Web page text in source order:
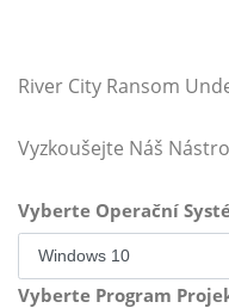
River City Ransom
Vyzkoušejte Náš
Vyberte Operační
Vyberte Program